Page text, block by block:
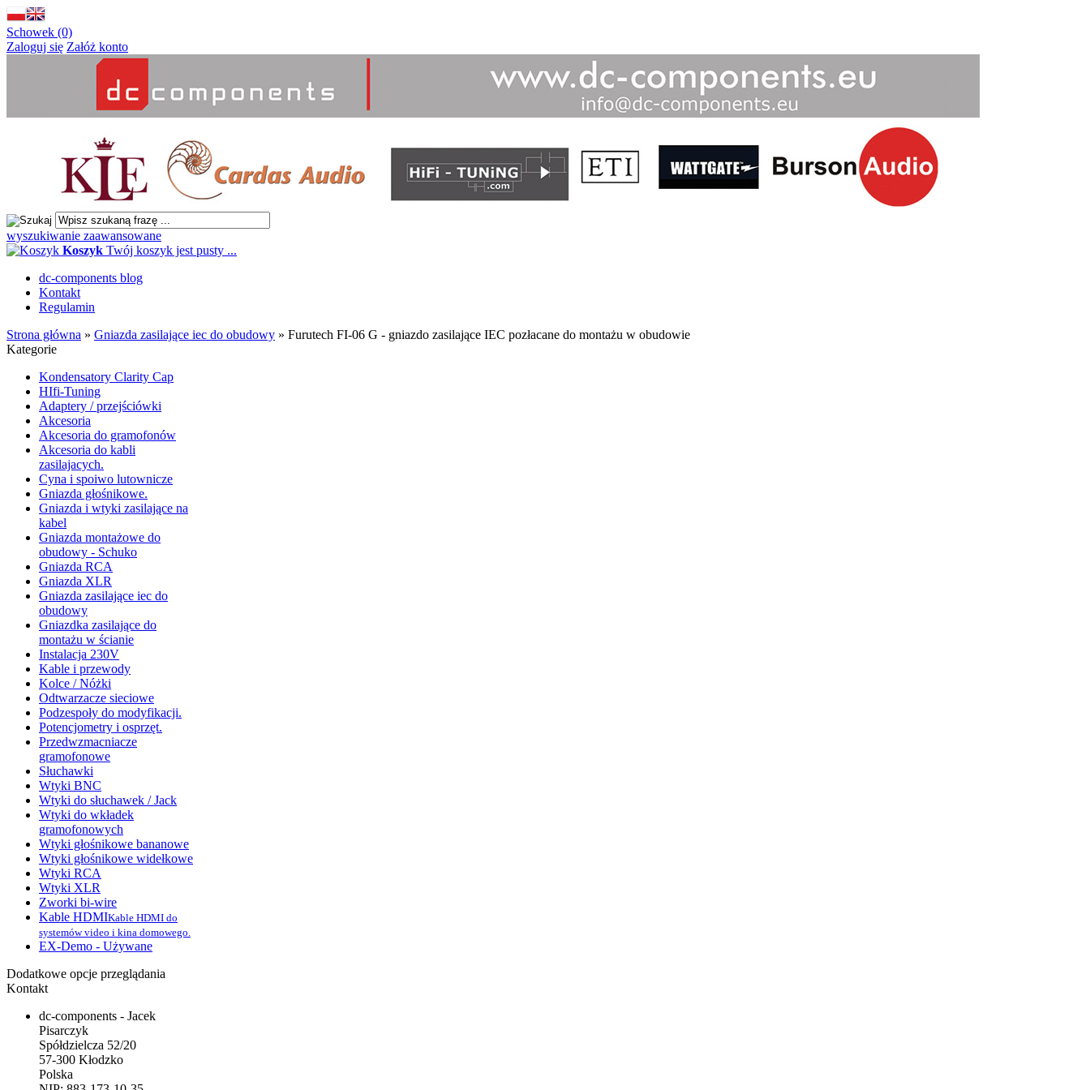
Schowek (0)
Zaloguj się Załóż konto
wyszukiwanie zaawansowane
Koszyk Twój koszyk jest pusty ...
dc-components blog
Kontakt
Regulamin
Strona główna » Gniazda zasilające iec do obudowy » Furutech FI-06 G - gniazdo zasilające IEC pozłacane do montażu w obudowie
Kategorie
Kondensatory Clarity Cap
HIfi-Tuning
Adaptery / przejściówki
Akcesoria
Akcesoria do gramofonów
Akcesoria do kabli
zasilajacych.
Cyna i spoiwo lutownicze
Gniazda głośnikowe.
Gniazda i wtyki zasilające na
kabel
Gniazda montażowe do
obudowy - Schuko
Gniazda RCA
Gniazda XLR
Gniazda zasilające iec do
obudowy
Gniazdka zasilające do
montażu w ścianie
Instalacja 230V
Kable i przewody
Kolce / Nóżki
Odtwarzacze sieciowe
Podzespoły do modyfikacji.
Potencjometry i osprzęt.
Przedwzmacniacze
gramofonowe
Słuchawki
Wtyki BNC
Wtyki do słuchawek / Jack
Wtyki do wkładek
gramofonowych
Wtyki głośnikowe bananowe
Wtyki głośnikowe widełkowe
Wtyki RCA
Wtyki XLR
Zworki bi-wire
Kable HDMIKable HDMI do
systemów video i kina domowego.
EX-Demo - Używane
Dodatkowe opcje przeglądania
Kontakt
dc-components - Jacek
Pisarczyk
Spółdzielcza 52/20
57-300 Kłodzko
Polska